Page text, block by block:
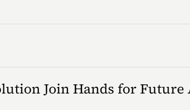
Join Hands for Future